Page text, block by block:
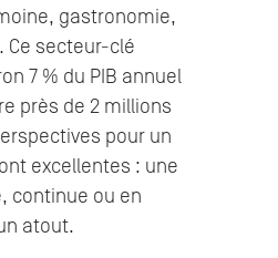
gastronomie,
secteur-clé
7 % du PIB annuel
près de 2 millions
pour un
excellentes : une
continue ou en
atout.